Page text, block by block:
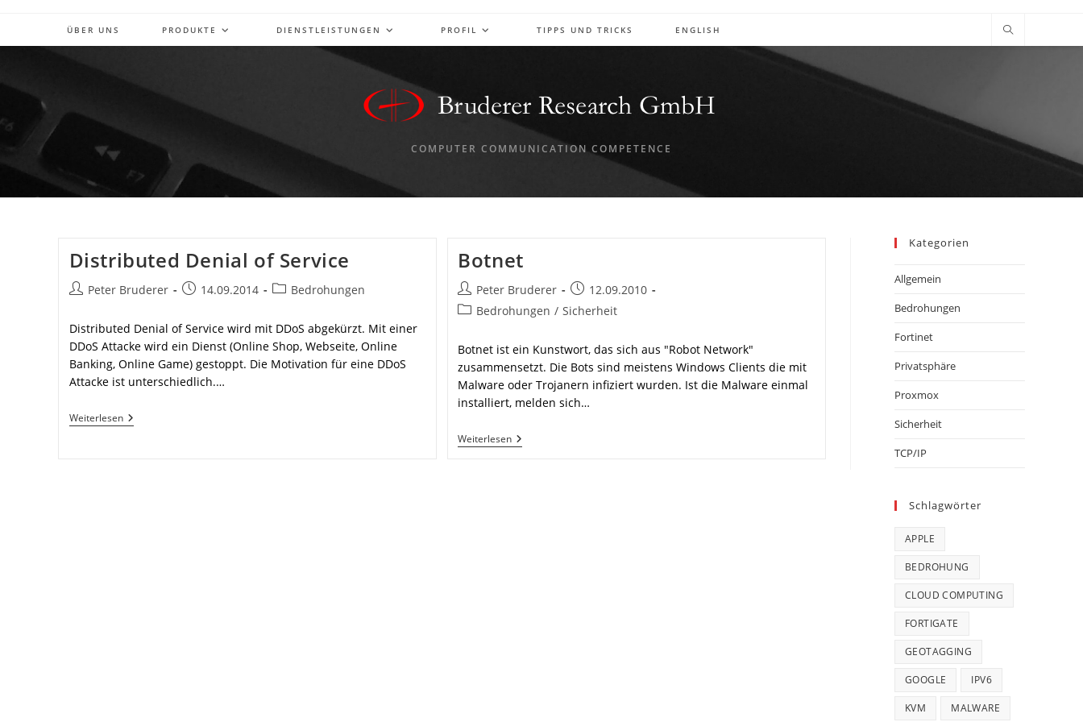
springen
ÜBER UNS PRODUKTE DIENSTLEISTUNGEN PROFIL TIPPS UND TRICKS ENGLISH
COMPUTER COMMUNICATION COMPETENCE
Distributed Denial of Service
Beitrags-
Peter Bruderer
Beitrag14.09.2014
Beitrags-
Bedrohungen
Distributed Denial of Service wird mit DDoS abgekürzt. Mit einer
DDoS Attacke wird ein Dienst (Online Shop, Webseite, Online
Banking, Online Game) gestoppt. Die Motivation für eine DDoS
Attacke ist unterschiedlich.…
WeiterlesenDistributed
Denial
Botnet
Beitrags-
Autor:
Peter Bruderer
Beitrag
veröffentlicht:
12.09.2010
Beitrags-
Bedrohungen / Sicherheit
Botnet ist ein Kunstwort, das sich aus "Robot Network"
zusammensetzt. Die Bots sind meistens Windows Clients die mit
Malware oder Trojanern infiziert wurden. Ist die Malware einmal
installiert, melden sich…
WeiterlesenBotnet
Kategorien
Allgemein
Bedrohungen
Fortinet
Privatsphäre
Proxmox
Sicherheit
TCP/IP
Schlagwörter
APPLE
BEDROHUNG
CLOUD COMPUTING
FORTIGATE
GEOTAGGING
GOOGLE IPV6
KVM MALWARE